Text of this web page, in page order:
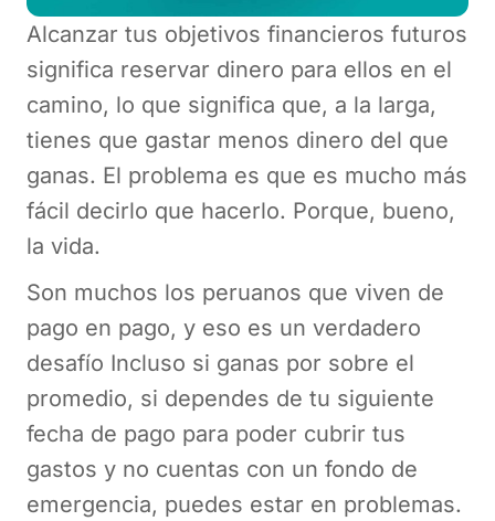
Alcanzar tus objetivos financieros futuros
significa reservar dinero para ellos en el
camino, lo que significa que, a la larga,
tienes que gastar menos dinero del que
ganas. El problema es que es mucho más
fácil decirlo que hacerlo. Porque, bueno,
la vida.
Son muchos los peruanos que viven de
pago en pago, y eso es un verdadero
desafío Incluso si ganas por sobre el
promedio, si dependes de tu siguiente
fecha de pago para poder cubrir tus
gastos y no cuentas con un fondo de
emergencia, puedes estar en problemas.